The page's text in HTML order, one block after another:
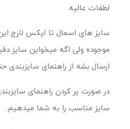
لطفات عالیه.
سایز های اسمال تا ایکس لارج
موجوده ولی اگه میخواین سایز
ارسال بشه از راهنمای سایزبندی
در صورت پر کردن راهنمای
سایز مناسب را به شما میدهیم.